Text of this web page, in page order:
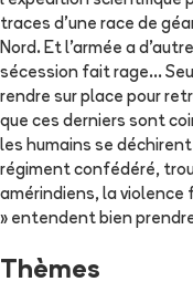
traces d'une race de
Nord. Et l’armée a
sécession fait rage…
rendre sur place pour
que ces derniers sont
les humains se
régiment confédéré,
amérindiens, la violence
» entendent bien
Thèmes